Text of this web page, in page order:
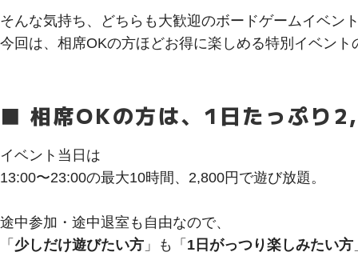
そんな気持ち、どちらも大歓迎のボードゲームイベン
今回は、相席OKの方ほどお得に楽しめる特別イベント
■ 相席OKの方は、1日たっぷり
イベント当日は
13:00〜23:00の最大10時間、2,800円で遊び放題。
途中参加・途中退室も自由なので、
「 少しだけ遊びたい方 」も「 1日がっつり楽しみたい方